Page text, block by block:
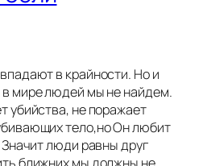
в крайности. Но и
в мире людей мы не найдем.
убийства, не поражает
тело,но Он любит
люди равны друг